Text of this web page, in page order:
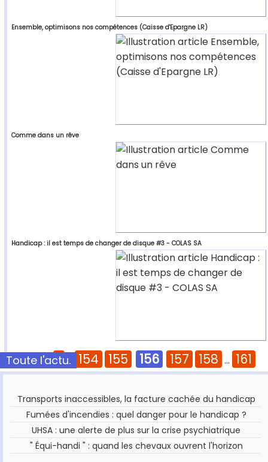
Ensemble, optimisons nos compétences (Caisse d'Epargne LR)
Comme dans un rêve
Handicap : il est temps de changer de disque #3 - COLAS SA
Pages : 1 ... 154 155 156 157 158 ... 161
Toute l'actu.
Transports inaccessibles, la facture cachée du handicap
Fumées d'incendies : quel danger pour le handicap ?
UHSA : une alerte de plus sur la crise psychiatrique
" Équi-handi " : quand les chevaux ouvrent l'horizon